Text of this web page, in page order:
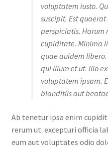
voluptatem iusto.
suscipit. Est
perspiciatis. Harum
cupiditate. Minima
quae quidem
qui illum et ut. Illo
voluptatem ipsam.
blanditiis aut
Ab tenetur ipsa enim
rerum ut. excepturi officia
eum aut voluptates odio